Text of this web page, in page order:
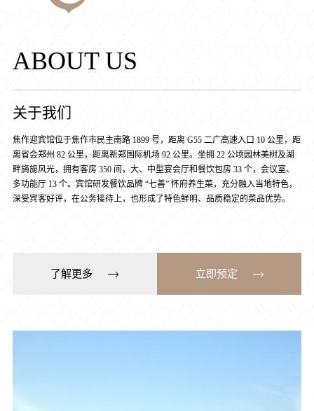
ABOUT US
关于我们
焦作迎宾馆位于焦作市民主南路 1899 号，距离 G55 二广高速入口 10 公里，距
离省会郑州 82 公里，距离新郑国际机场 92 公里。坐拥 22 公顷园林美树及湖
畔旖旎风光，拥有客房 350 间，大、中型宴会厅和餐饮包房 33 个，会议室、
多功能厅 13 个。宾馆研发餐饮品牌 “七善” 怀府养生菜，充分融入当地特色，
深受宾客好评，在公务接待上，也形成了特色鲜明、品质稳定的菜品优势。
了解更多 立即预定